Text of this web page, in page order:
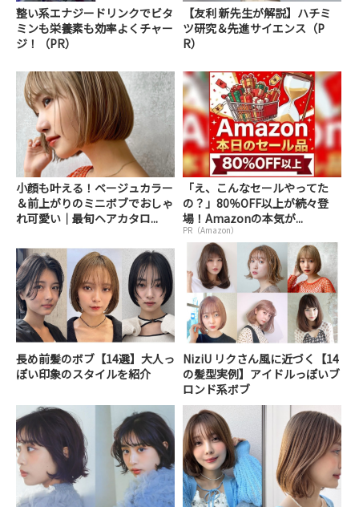
整い系エナジードリンクでビタ
ミンも栄養素も効率よくチャー
ジ！（PR）
【友利 新先生が解説】ハチミ
ツ研究＆先進サイエンス（P
R）
小顔も叶える！ベージュカラー
＆前上がりのミニボブでおしゃ
れ可愛い｜最旬ヘアカタロ...
「え、こんなセールやってた
の？」80％OFF以上が続々登
場！Amazonの本気が...
PR（Amazon）
長め前髪のボブ【14選】大人っ
ぽい印象のスタイルを紹介
NiziU リクさん風に近づく【14
の髪型実例】アイドルっぽいブ
ロンド系ボブ